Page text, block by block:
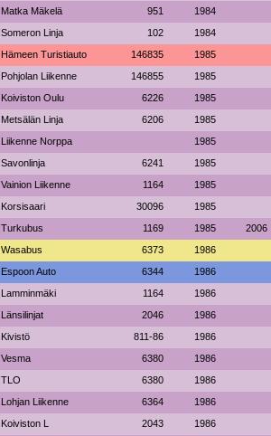
Matka Mäkelä 951 1984
Someron Linja 102 1984
Hämeen Turistiauto 146835 1985
Pohjolan Liikenne 146855 1985
Koiviston Oulu 6226 1985
Metsälän Linja 6206 1985
Liikenne Norppa 1985
Savonlinja 6241 1985
Vainion Liikenne 1164 1985
Korsisaari 30096 1985
Turkubus 1169 1985 2006
Wasabus 6373 1986
Espoon Auto 6344 1986
Lamminmäki 1164 1986
Länsilinjat 2046 1986
Kivistö 811-86 1986
Vesma 6380 1986
TLO 6380 1986
Lohjan Liikenne 6364 1986
Koiviston L 2043 1986